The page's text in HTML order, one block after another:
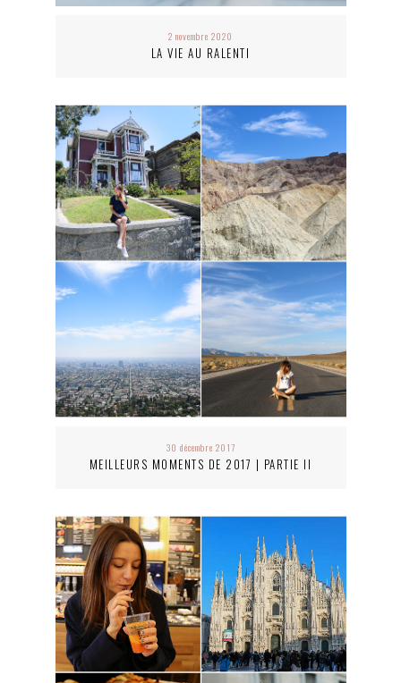
2 novembre 2020
LA VIE AU RALENTI
30 décembre 2017
MEILLEURS MOMENTS DE 2017 | PARTIE II